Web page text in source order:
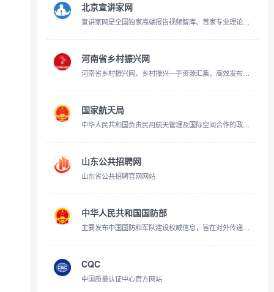
北京宣讲家网
宣讲家网是全国独家高端报告视频智库、首家专业理论网站，传播马克思主义中国化的创新理论，辅导受众学习科学理论，学习贯彻党的理论和路线方针政策。以思想性、政治性、理论性、文献性为主要内容，是全国党委中心组和党委讲师团网上学习、交流的平台，是广大网友提高思想理论素养、增强人文知识底蕴，掌握时事政策的网上课堂。
河南省乡村振兴网
河南省乡村振兴网，乡村振兴一手资源汇集，高效发布振兴要闻，内容优质，原创性较高。
国家航天局
中华人民共和国负责民用航天管理及国际空间合作的政府机构
山东公共招聘网
山东省公共招聘官网网站
中华人民共和国国防部
主要发布中国国防和军队建设权威信息，旨在对外传递中国军方声音，宣传中国国防政策，加强与外军交流合作，展示中国军队良好形象，促进国防和军队现代化建设。
CQC
中国质量认证中心官方网站